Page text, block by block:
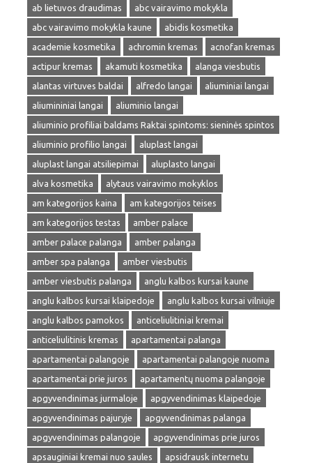
ab lietuvos draudimas
abc vairavimo mokykla
abc vairavimo mokykla kaune
abidis kosmetika
academie kosmetika
achromin kremas
acnofan kremas
actipur kremas
akamuti kosmetika
alanga viesbutis
alantas virtuves baldai
alfredo langai
aliuminiai langai
aliumininiai langai
aliuminio langai
aliuminio profiliai baldams Raktai spintoms: sieninės spintos
aliuminio profilio langai
aluplast langai
aluplast langai atsiliepimai
aluplasto langai
alva kosmetika
alytaus vairavimo mokyklos
am kategorijos kaina
am kategorijos teises
am kategorijos testas
amber palace
amber palace palanga
amber palanga
amber spa palanga
amber viesbutis
amber viesbutis palanga
anglu kalbos kursai kaune
anglu kalbos kursai klaipedoje
anglu kalbos kursai vilniuje
anglu kalbos pamokos
anticeliulitiniai kremai
anticeliulitinis kremas
apartamentai palanga
apartamentai palangoje
apartamentai palangoje nuoma
apartamentai prie juros
apartamentų nuoma palangoje
apgyvendinimas jurmaloje
apgyvendinimas klaipedoje
apgyvendinimas pajuryje
apgyvendinimas palanga
apgyvendinimas palangoje
apgyvendinimas prie juros
apsauginiai kremai nuo saules
apsidrausk internetu